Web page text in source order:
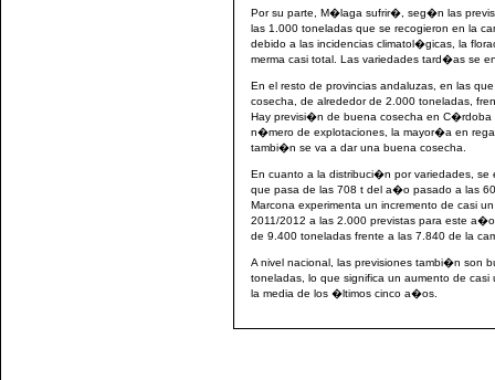
Por su parte, M�laga sufrir�, seg�n las
las 1.000 toneladas que se recogieron en la
debido a las incidencias climatol�gicas, la
merma casi total. Las variedades tard�as se
En el resto de provincias andaluzas, en las
cosecha, de alrededor de 2.000 toneladas,
Hay previsi�n de buena cosecha en C�rdoba
n�mero de explotaciones, la mayor�a en
tambi�n se va a dar una buena cosecha.
En cuanto a la distribuci�n por variedades,
que pasa de las 708 t del a�o pasado a las
Marcona experimenta un incremento de casi
2011/2012 a las 2.000 previstas para este
de 9.400 toneladas frente a las 7.840 de la
A nivel nacional, las previsiones tambi�n son
toneladas, lo que significa un aumento de
la media de los �ltimos cinco a�os.